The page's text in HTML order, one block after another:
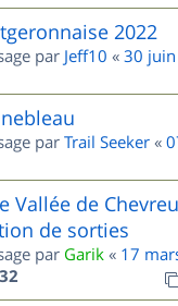
2022
par Jeff10 « 30
par Trail Seeker «
Vallée de
de sorties
par Garik « 17